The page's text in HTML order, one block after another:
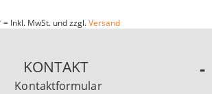
= Inkl. MwSt. und zzgl.Versand
KONTAKT
Kontaktformular